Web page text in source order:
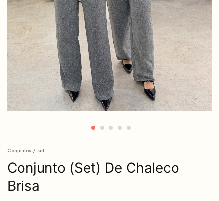
Conjuntos / set
Conjunto (Set) De Chaleco
Brisa